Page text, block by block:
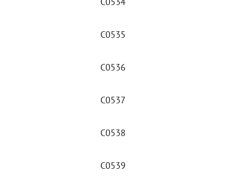
C0535
C0536
C0537
C0538
C0539